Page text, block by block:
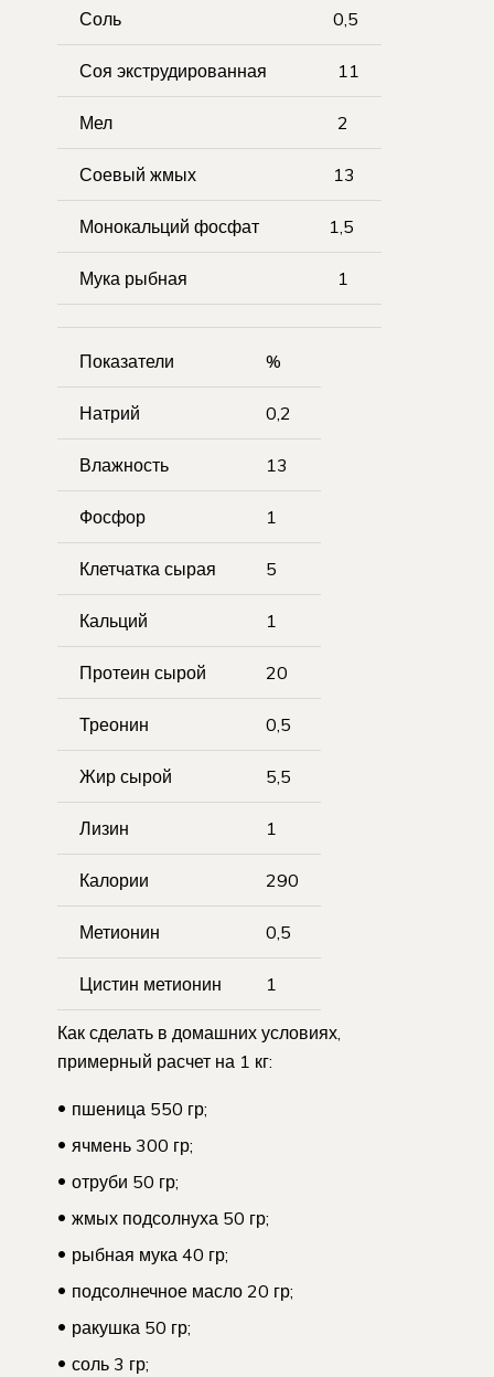
Соль 0,5
Соя экструдированная 11
Мел 2
Соевый жмых 13
Монокальций фосфат 1,5
Мука рыбная 1
Показатели %
Натрий 0,2
Влажность 13
Фосфор 1
Клетчатка сырая 5
Кальций 1
Протеин сырой 20
Треонин 0,5
Жир сырой 5,5
Лизин 1
Калории 290
Метионин 0,5
Цистин метионин 1
Как сделать в домашних условиях,
примерный расчет на 1 кг:
пшеница 550 гр;
ячмень 300 гр;
отруби 50 гр;
жмых подсолнуха 50 гр;
рыбная мука 40 гр;
подсолнечное масло 20 гр;
ракушка 50 гр;
соль 3 гр;